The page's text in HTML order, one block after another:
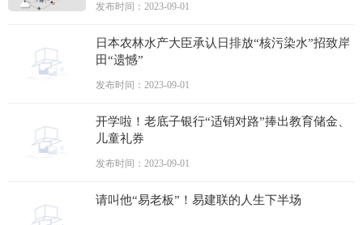
发布时间：2023-09-01
日本农林水产大臣承认日排放“核污染水”招致岸
田“遗憾”
发布时间：2023-09-01
开学啦！老底子银行“适销对路”捧出教育储金、
儿童礼券
发布时间：2023-09-01
请叫他“易老板”！易建联的人生下半场